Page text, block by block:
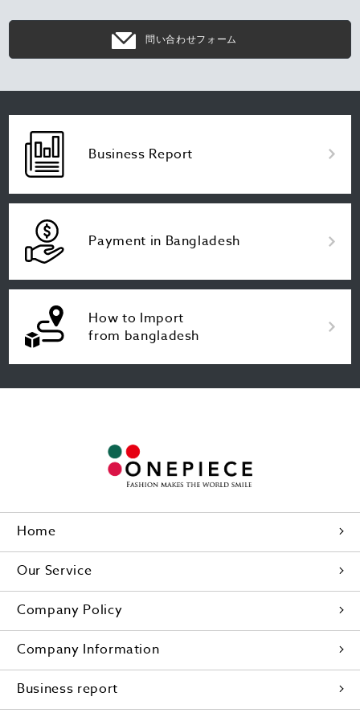
問い合わせフォーム
Business Report
Payment in Bangladesh
How to Import
from bangladesh
Home
Our Service
Company Policy
Company Information
Business report